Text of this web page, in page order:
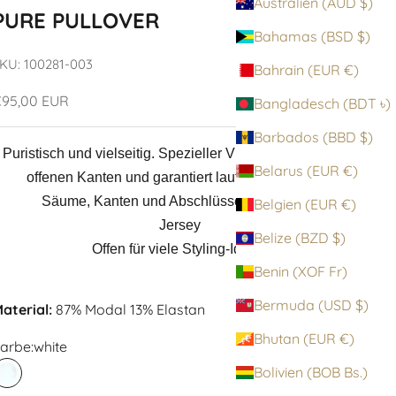
Bahamas (BSD $)
Bahrain (EUR €)
Bangladesch (BDT ৳)
Barbados (BBD $)
Belarus (EUR €)
Belgien (EUR €)
Belize (BZD $)
Benin (XOF Fr)
Bermuda (USD $)
Bhutan (EUR €)
Bolivien (BOB Bs.)
PULLOVER
100281-003
EUR
Puristisch und vielseitig. Spezieller Viskose-Jersey mit
offenen Kanten und garantiert laufmaschenfrei.
Säume, Kanten und Abschlüsse geschnitten
Jersey
Offen für viele Styling-Ideen.
87% Modal 13% Elastan
white
white